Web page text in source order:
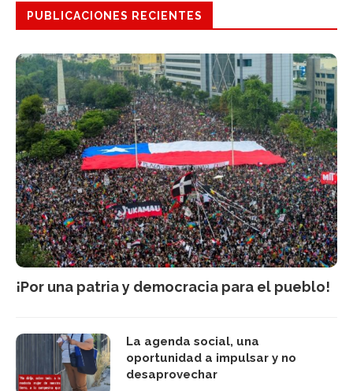
PUBLICACIONES RECIENTES
¡Por una patria y democracia para el pueblo!
La agenda social, una
oportunidad a impulsar y no
desaprovechar